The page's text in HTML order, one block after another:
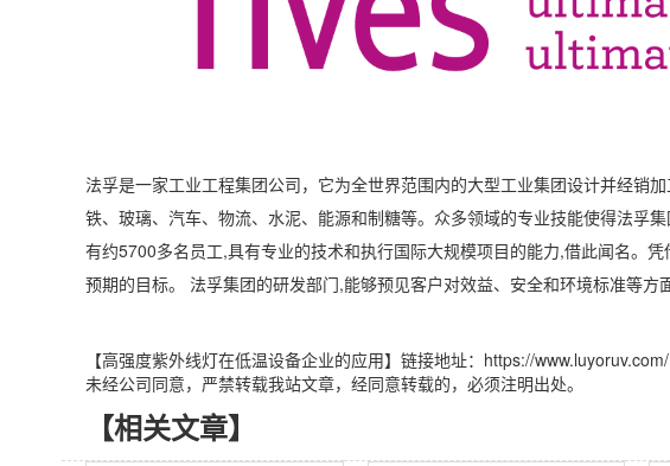
法孚是一家工业工程集团公司，它为全世界范围内的大型工业集团设计并经销
铁、玻璃、汽车、物流、水泥、能源和制糖等。众多领域的专业技能使得法孚
有约5700多名员工,具有专业的技术和执行国际大规模项目的能力,借此闻名。
预期的目标。 法孚集团的研发部门,能够预见客户对效益、安全和环境标准等方
【高强度紫外线灯在低温设备企业的应用】链接地址：https://
未经公司同意，严禁转载我站文章，经同意转载的，必须注明出处。
【相关文章】